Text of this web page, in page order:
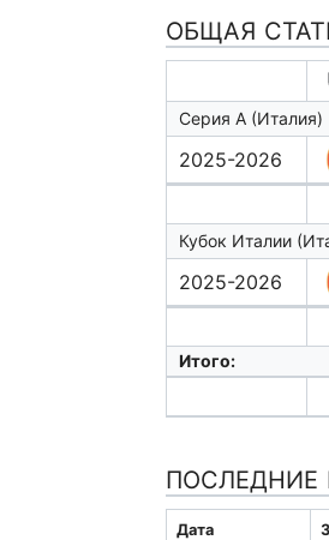
ОБЩАЯ
Серия А (Италия)
2025-2026
Кубок Италии
2025-2026
Итого:
ПОСЛЕДНИЕ
Дата